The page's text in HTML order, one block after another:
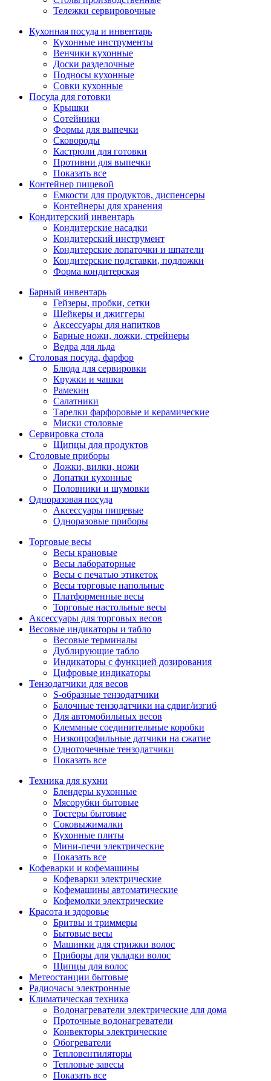
Тележки сервировочные
Кухонная посуда и инвентарь
Кухонные инструменты
Венчики кухонные
Доски разделочные
Подносы кухонные
Совки кухонные
Посуда для готовки
Крышки
Сотейники
Формы для выпечки
Сковороды
Кастрюли для готовки
Противни для выпечки
Показать все
Контейнер пищевой
Емкости для продуктов, диспенсеры
Контейнеры для хранения
Кондитерский инвентарь
Кондитерские насадки
Кондитерский инструмент
Кондитерские лопаточки и шпатели
Кондитерские подставки, подложки
Форма кондитерская
Барный инвентарь
Гейзеры, пробки, сетки
Шейкеры и джиггеры
Аксессуары для напитков
Барные ножи, ложки, стрейнеры
Ведра для льда
Столовая посуда, фарфор
Блюда для сервировки
Кружки и чашки
Рамекин
Салатники
Тарелки фарфоровые и керамические
Миски столовые
Сервировка стола
Щипцы для продуктов
Столовые приборы
Ложки, вилки, ножи
Лопатки кухонные
Половники и шумовки
Одноразовая посуда
Аксессуары пищевые
Одноразовые приборы
Торговые весы
Весы крановые
Весы лабораторные
Весы с печатью этикеток
Весы торговые напольные
Платформенные весы
Торговые настольные весы
Аксессуары для торговых весов
Весовые индикаторы и табло
Весовые терминалы
Дублирующие табло
Индикаторы с функцией дозирования
Цифровые индикаторы
Тензодатчики для весов
S-образные тензодатчики
Балочные тензодатчики на сдвиг/изгиб
Для автомобильных весов
Клеммные соединительные коробки
Низкопрофильные датчики на сжатие
Одноточечные тензодатчики
Показать все
Техника для кухни
Блендеры кухонные
Мясорубки бытовые
Тостеры бытовые
Соковыжималки
Кухонные плиты
Мини-печи электрические
Показать все
Кофеварки и кофемашины
Кофеварки электрические
Кофемашины автоматические
Кофемолки электрические
Красота и здоровье
Бритвы и триммеры
Бытовые весы
Машинки для стрижки волос
Приборы для укладки волос
Щипцы для волос
Метеостанции бытовые
Радиочасы электронные
Климатическая техника
Водонагреватели электрические для дома
Проточные водонагреватели
Конвекторы электрические
Обогреватели
Тепловентиляторы
Тепловые завесы
Показать все